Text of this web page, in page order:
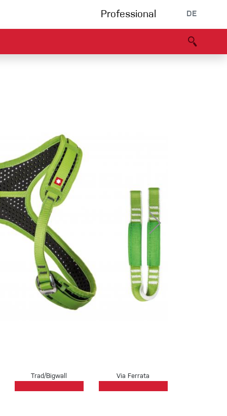
Professional DE
Multipitch/tradclimb
Sportklettern
Trad/Bigwall Via Ferrata